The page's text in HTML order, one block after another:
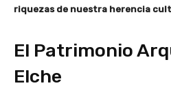
riquezas de nuestra herencia
El Patrimonio
Elche